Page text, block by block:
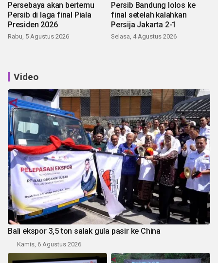
Persebaya akan bertemu
Persib di laga final Piala
Presiden 2026
Rabu, 5 Agustus 2026
Persib Bandung lolos ke
final setelah kalahkan
Persija Jakarta 2-1
Selasa, 4 Agustus 2026
Video
Bali ekspor 3,5 ton salak gula pasir ke China
Kamis, 6 Agustus 2026